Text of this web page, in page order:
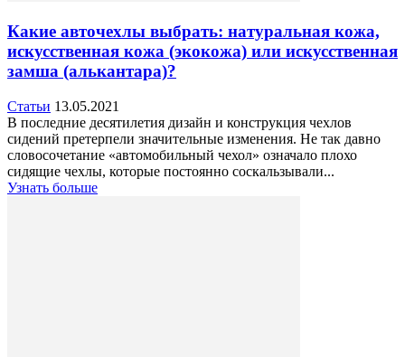
Какие авточехлы выбрать: натуральная кожа,
искусственная кожа (экокожа) или искусственная
замша (алькантара)?
Статьи 13.05.2021
В последние десятилетия дизайн и конструкция чехлов
сидений претерпели значительные изменения. Не так давно
словосочетание «автомобильный чехол» означало плохо
сидящие чехлы, которые постоянно соскальзывали...
Узнать больше